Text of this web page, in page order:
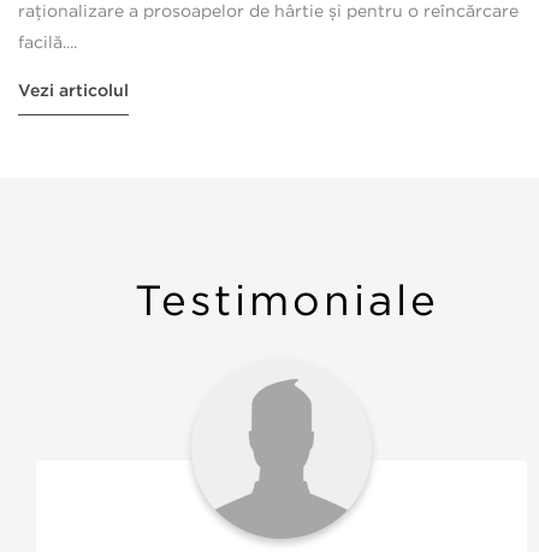
raționalizare a prosoapelor de hârtie și pentru o reîncărcare
facilă....
Vezi articolul
Testimoniale